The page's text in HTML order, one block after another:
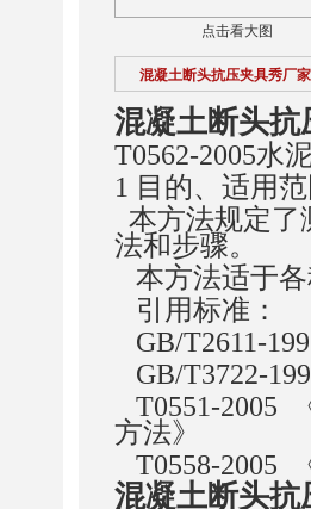
点击看大图
混凝土断头抗压夹具秀厂家
混凝土断头抗
T0562-2005水
1 目的、适用
本方法规定了
法和步骤。
本方法适于
引用标准：
GB/T2611-
GB/T3722-
T0551-2005
方法》
T0558-2005
混凝土断头抗